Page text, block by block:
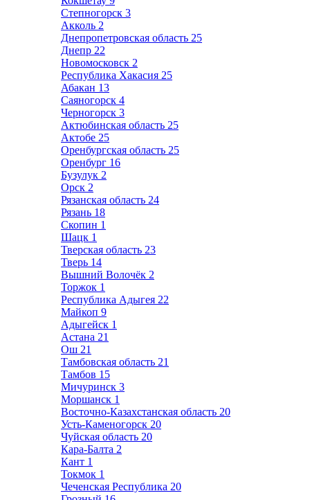
Степногорск 3
Акколь 2
Днепропетровская область 25
Днепр 22
Новомосковск 2
Республика Хакасия 25
Абакан 13
Саяногорск 4
Черногорск 3
Актюбинская область 25
Актобе 25
Оренбургская область 25
Оренбург 16
Бузулук 2
Орск 2
Рязанская область 24
Рязань 18
Скопин 1
Шацк 1
Тверская область 23
Тверь 14
Вышний Волочёк 2
Торжок 1
Республика Адыгея 22
Майкоп 9
Адыгейск 1
Астана 21
Ош 21
Тамбовская область 21
Тамбов 15
Мичуринск 3
Моршанск 1
Восточно-Казахстанская область 20
Усть-Каменогорск 20
Чуйская область 20
Кара-Балта 2
Кант 1
Токмок 1
Чеченская Республика 20